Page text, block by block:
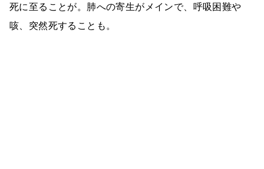
死に至ることが。肺への寄生がメインで、呼吸困難や
咳、突然死することも。